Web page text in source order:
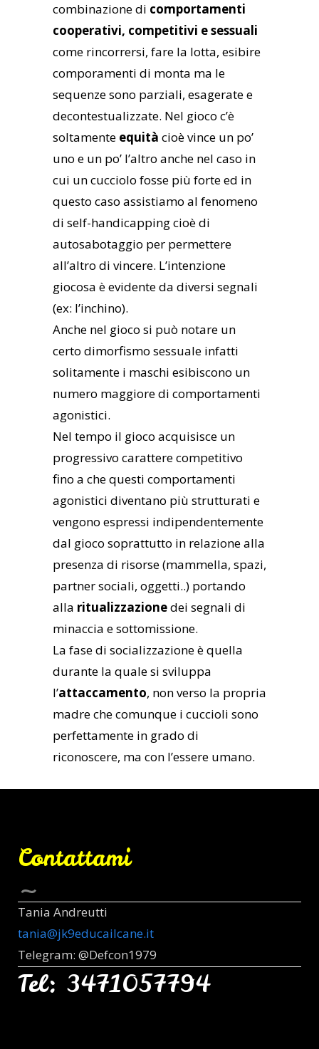
combinazione di comportamenti
cooperativi, competitivi e sessuali
come rincorrersi, fare la lotta, esibire
comporamenti di monta ma le
sequenze sono parziali, esagerate e
decontestualizzate. Nel gioco c’è
soltamente equità cioè vince un po’
uno e un po’ l’altro anche nel caso in
cui un cucciolo fosse più forte ed in
questo caso assistiamo al fenomeno
di self-handicapping cioè di
autosabotaggio per permettere
all’altro di vincere. L’intenzione
giocosa è evidente da diversi segnali
(ex: l’inchino).
Anche nel gioco si può notare un
certo dimorfismo sessuale infatti
solitamente i maschi esibiscono un
numero maggiore di comportamenti
agonistici.
Nel tempo il gioco acquisisce un
progressivo carattere competitivo
fino a che questi comportamenti
agonistici diventano più strutturati e
vengono espressi indipendentemente
dal gioco soprattutto in relazione alla
presenza di risorse (mammella, spazi,
partner sociali, oggetti..) portando
alla ritualizzazionedei segnali di
minaccia e sottomissione.
La fase di socializzazione è quella
durante la quale si sviluppa
l’attaccamento, non verso la propria
madre che comunque i cuccioli sono
perfettamente in grado di
riconoscere, ma con l’essere umano.
Contattami
Tania Andreutti
tania@jk9educailcane.it
Telegram: @Defcon1979
Tel: 3471057794